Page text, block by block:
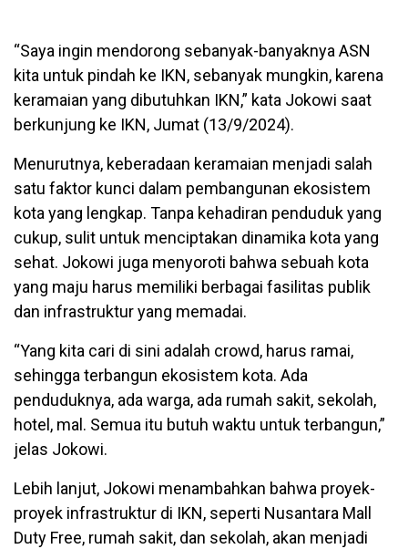
“Saya ingin mendorong sebanyak-banyaknya ASN
kita untuk pindah ke IKN, sebanyak mungkin, karena
keramaian yang dibutuhkan IKN,” kata Jokowi saat
berkunjung ke IKN, Jumat (13/9/2024).
Menurutnya, keberadaan keramaian menjadi salah
satu faktor kunci dalam pembangunan ekosistem
kota yang lengkap. Tanpa kehadiran penduduk yang
cukup, sulit untuk menciptakan dinamika kota yang
sehat. Jokowi juga menyoroti bahwa sebuah kota
yang maju harus memiliki berbagai fasilitas publik
dan infrastruktur yang memadai.
“Yang kita cari di sini adalah crowd, harus ramai,
sehingga terbangun ekosistem kota. Ada
penduduknya, ada warga, ada rumah sakit, sekolah,
hotel, mal. Semua itu butuh waktu untuk terbangun,”
jelas Jokowi.
Lebih lanjut, Jokowi menambahkan bahwa proyek-
proyek infrastruktur di IKN, seperti Nusantara Mall
Duty Free, rumah sakit, dan sekolah, akan menjadi